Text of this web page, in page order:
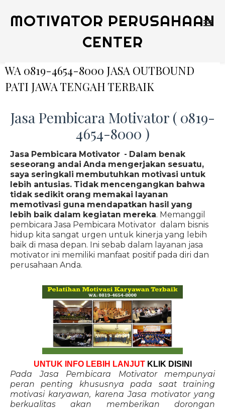
MOTIVATOR PERUSAHAAN
CENTER
WA 0819-4654-8000 JASA OUTBOUND
PATI JAWA TENGAH TERBAIK
Jasa Pembicara Motivator ( 0819-
4654-8000 )
Jasa Pembicara Motivator - Dalam benak
seseorang andai Anda mengerjakan sesuatu,
saya seringkali membutuhkan motivasi untuk
lebih antusias. Tidak mencengangkan bahwa
tidak sedikit orang memakai layanan
memotivasi guna mendapatkan hasil yang
lebih baik dalam kegiatan mereka. Memanggil
pembicara Jasa Pembicara Motivator dalam bisnis
hidup kita sangat urgen untuk kinerja yang lebih
baik di masa depan. Ini sebab dalam layanan jasa
motivator ini memiliki manfaat positif pada diri dan
perusahaan Anda.
UNTUK INFO LEBIH LANJUT KLIK DISINI
Pada Jasa Pembicara Motivator mempunyai
peran penting khususnya pada saat training
motivasi karyawan, karena Jasa motivator yang
berkualitas akan memberikan dorongan